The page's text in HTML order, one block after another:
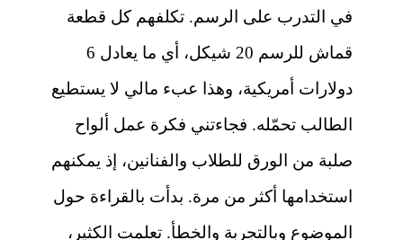
في التدرب على الرسم. تكلفهم كل قطعة
قماش للرسم 20 شيكل، أي ما يعادل 6
دولارات أمريكية، وهذا عبء مالي لا يستطيع
الطالب تحمّله. فجاءتني فكرة عمل ألواح
صلبة من الورق للطلاب والفنانين، إذ يمكنهم
استخدامها أكثر من مرة. بدأت بالقراءة حول
الموضوع وبالتجربة والخطأ. تعلمت الكثير،